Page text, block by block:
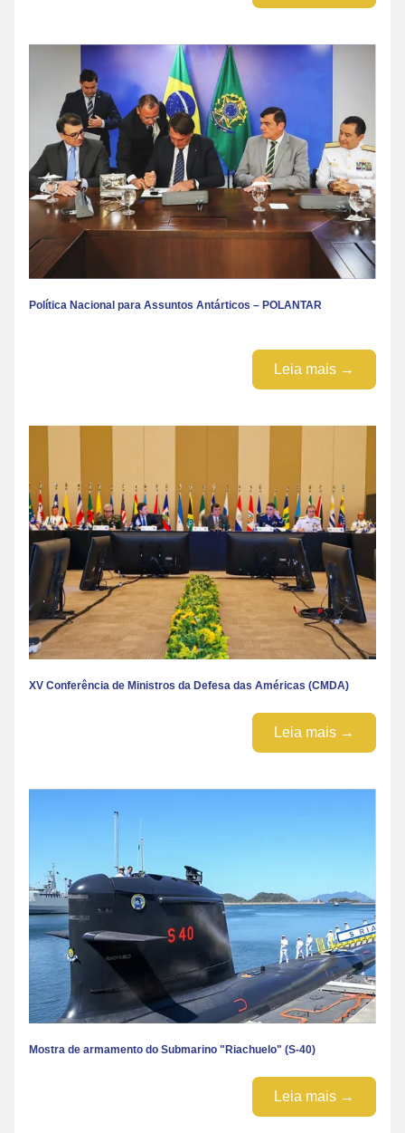
Política Nacional para Assuntos Antárticos – POLANTAR
Leia mais →
XV Conferência de Ministros da Defesa das Américas (CMDA)
Leia mais →
Mostra de armamento do Submarino "Riachuelo" (S-40)
Leia mais →